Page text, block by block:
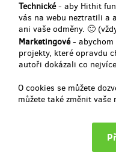
Technické- aby Hithit
vás na webu neztratili a
ani vaše odměny. 🙂
Marketingové- abychom
projekty, které opravdu
autoři dokázali co
O cookies se můžete
můžete také změnit vaše
Jan Kuba
Přispěno částkou